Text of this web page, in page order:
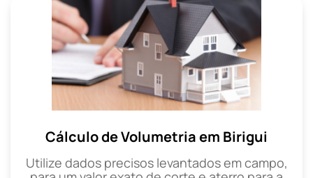
Cálculo de Volumetria em Birigui
Utilize dados precisos levantados em campo,